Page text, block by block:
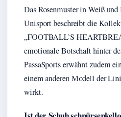
Das Rosenmuster in Weiß
Unisport beschreibt die
„FOOTBALL’S
emotionale Botschaft hinter
PassaSports erwähnt zudem
einem anderen Modell der
wirkt.